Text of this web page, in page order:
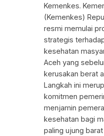
Kemenkes.
(Kemenkes)
resmi memulai
strategis
kesehatan
Aceh yang
kerusakan berat
Langkah ini
komitmen
menjamin
kesehatan bagi
paling ujung